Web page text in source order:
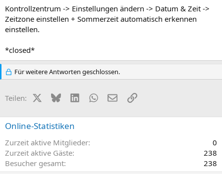
Kontrollzentrum -> Einstellungen ändern -> Datum & Zeit ->
Zeitzone einstellen + Sommerzeit automatisch erkennen
einstellen.
*closed*
Für weitere Antworten geschlossen.
Teilen: X (Twitter)
BlueskyLinkedInWhatsApp
E-MailLink
Online-Statistiken
Zurzeit aktive Mitglieder
0
Zurzeit aktive Gäste
238
Besucher gesamt
238